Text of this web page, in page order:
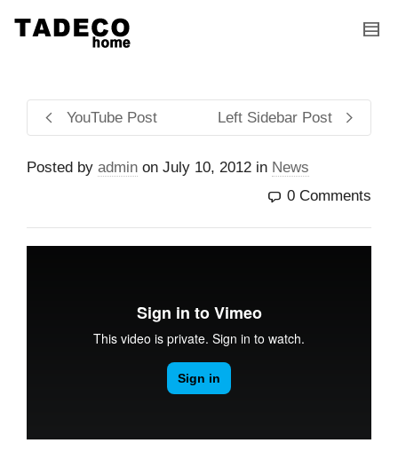
I'm looking for
Super Search
YouTube Post Left Sidebar Post
Posted by admin on July 10, 2012 in News
0 Comments